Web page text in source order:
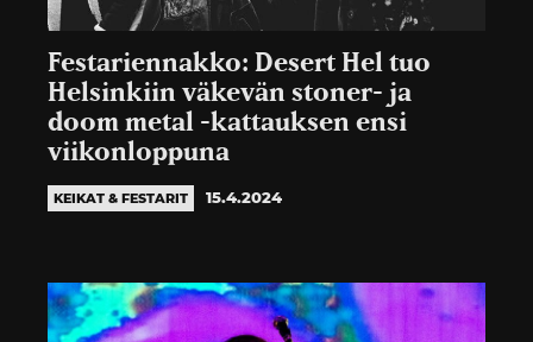
Festariennakko: Desert Hel tuo
Helsinkiin väkevän stoner- ja
doom metal -kattauksen ensi
viikonloppuna
KEIKAT & FESTARIT 15.4.2024